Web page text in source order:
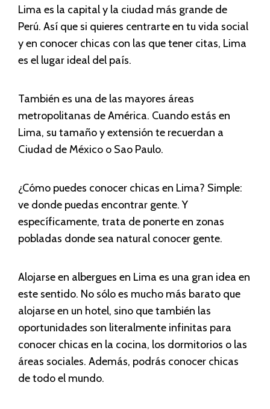
Lima es la capital y la ciudad más grande de
Perú. Así que si quieres centrarte en tu vida social
y en conocer chicas con las que tener citas, Lima
es el lugar ideal del país.
También es una de las mayores áreas
metropolitanas de América. Cuando estás en
Lima, su tamaño y extensión te recuerdan a
Ciudad de México o Sao Paulo.
¿Cómo puedes conocer chicas en Lima? Simple:
ve donde puedas encontrar gente. Y
específicamente, trata de ponerte en zonas
pobladas donde sea natural conocer gente.
Alojarse en albergues en Lima es una gran idea en
este sentido. No sólo es mucho más barato que
alojarse en un hotel, sino que también las
oportunidades son literalmente infinitas para
conocer chicas en la cocina, los dormitorios o las
áreas sociales. Además, podrás conocer chicas
de todo el mundo.